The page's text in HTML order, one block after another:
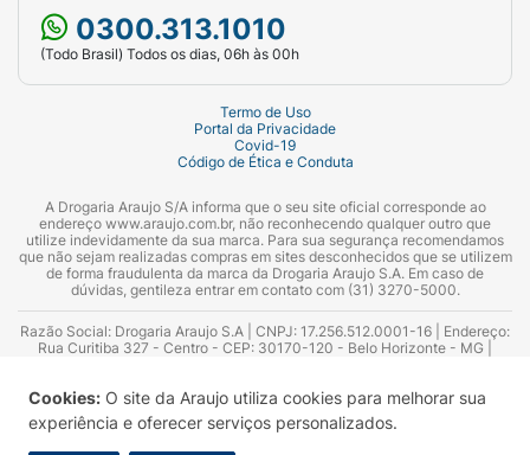
Cookies: O site da Araujo utiliza cookies para melhorar sua
experiência e oferecer serviços personalizados.
0300.313.1010
(Todo Brasil) Todos os dias, 06h às 00h
Termo de Uso
Portal da Privacidade
Covid-19
Código de Ética e Conduta
A Drogaria Araujo S/A informa que o seu site oficial corresponde ao
endereço www.araujo.com.br, não reconhecendo qualquer outro que
utilize indevidamente da sua marca. Para sua segurança recomendamos
que não sejam realizadas compras em sites desconhecidos que se utilizem
de forma fraudulenta da marca da Drogaria Araujo S.A. Em caso de
dúvidas, gentileza entrar em contato com (31) 3270-5000.
Razão Social: Drogaria Araujo S.A | CNPJ: 17.256.512.0001-16 | Endereço:
Rua Curitiba 327 - Centro - CEP: 30170-120 - Belo Horizonte - MG |
Azevedo Guimarães – CRF 10.965 | Yasmin Silva Alvarenga – CRF 52.584 -
Consultor substituto: Thiago Aguiar Pinheiro - CRF Nº 13.748. Alvará
Sanitário: 2025020713 | Autorização de Funcionamento da Empresa (AFE):